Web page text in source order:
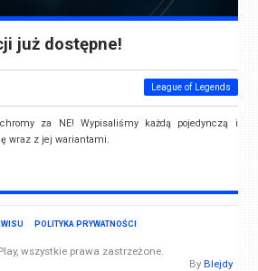
już dostępne!
League of Legends
za NE! Wypisaliśmy każdą pojedynczą i
wraz z jej wariantami.
POLITYKA PRYWATNOŚCI
wszystkie prawa zastrzeżone.
By Blejdy